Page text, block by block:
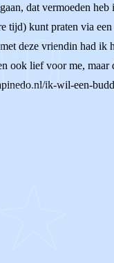
dat vermoeden heb
tijd) kunt praten via
deze vriendin had ik
ook lief voor me, maar
ik-wil-een-